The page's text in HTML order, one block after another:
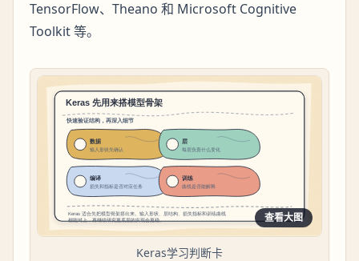
TensorFlow、Theano 和 Microsoft Cognitive
Toolkit 等。
查看大图
Keras学习判断卡